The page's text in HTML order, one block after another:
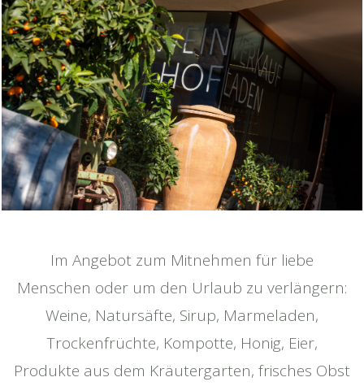
Im Angebot zum Mitnehmen für liebe
Menschen oder um den Urlaub zu verlängern:
Weine, Natursäfte, Sirup, Marmeladen,
Trockenfrüchte, Kompotte, Honig, Eier,
Produkte aus dem Kräutergarten, frisches Obst